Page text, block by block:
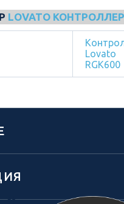
LOVATO
Lovato
RGK600